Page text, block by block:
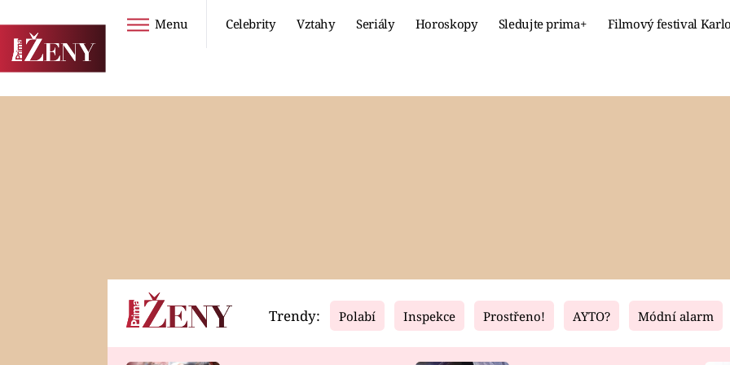
Menu Celebrity Vztahy Seriály Horoskopy Sledujte prima+ Filmový festival
Horoskopy Video Fresh Living
Trendy: Polabí Inspekce Prostřeno! AYTO? Módní alarm